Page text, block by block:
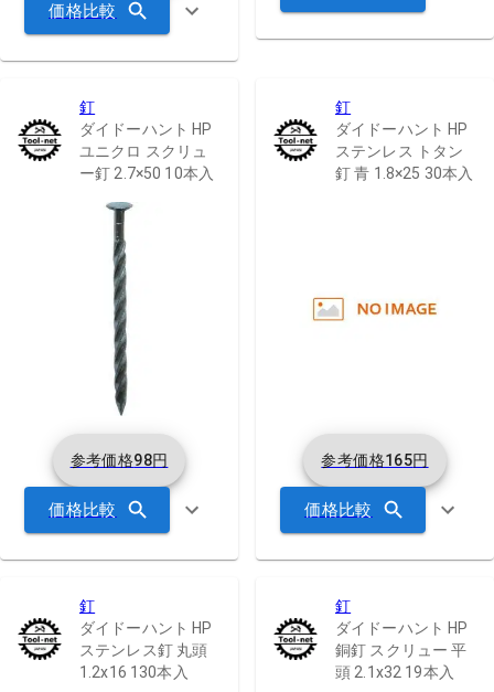
価格比較
釘
ダイドーハント HP
ユニクロ スクリュ
ー釘 2.7×50 10本入
参考価格98円
価格比較
釘
ダイドーハント HP
ステンレス トタン
釘 青 1.8×25 30本入
参考価格165円
価格比較
釘
ダイドーハント HP
ステンレス釘 丸頭
1.2x16 130本入
釘
ダイドーハント HP
銅釘 スクリュー 平
頭 2.1x32 19本入